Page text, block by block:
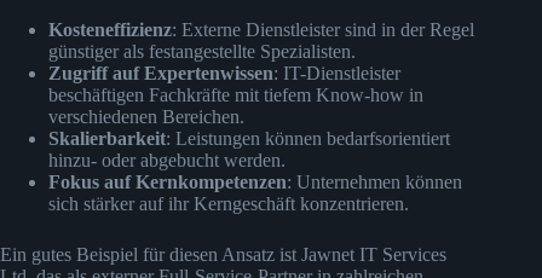
Kosteneffizienz: Externe Dienstleister sind in der Regel
günstiger als festangestellte Spezialisten.
Zugriff auf Expertenwissen: IT-Dienstleister
beschäftigen Fachkräfte mit tiefem Know-how in
verschiedenen Bereichen.
Skalierbarkeit: Leistungen können bedarfsorientiert
hinzu- oder abgebucht werden.
Fokus auf Kernkompetenzen: Unternehmen können
sich stärker auf ihr Kerngeschäft konzentrieren.
Ein gutes Beispiel für diesen Ansatz ist Jawnet IT Services